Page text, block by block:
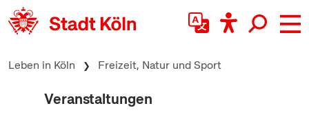
zum Inhalt springen
Leben in Köln Freizeit, Natur und Sport
Veranstaltungen